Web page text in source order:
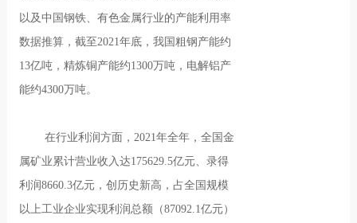
以及中国钢铁、有色金属行业的产能利用率
数据推算，截至2021年底，我国粗钢产能约
13亿吨，精炼铜产能约1300万吨，电解铝产
能约4300万吨。
在行业利润方面，2021年全年，全国金
属矿业累计营业收入达175629.5亿元、录得
利润8660.3亿元，创历史新高，占全国规模
以上工业企业实现利润总额（87092.1亿元）